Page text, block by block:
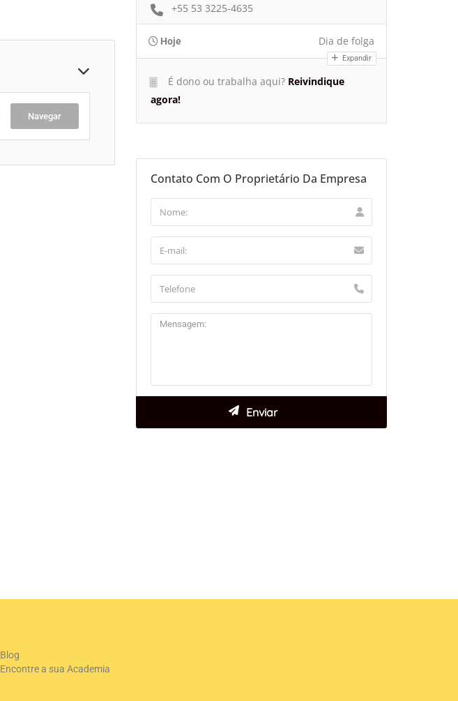
Navegar
+55 53 3225-4635
Hoje Dia de folga
Expandir
É dono ou trabalha aqui? Reivindique
agora!
Contato Com O Proprietário Da Empresa
Blog
Encontre a sua Academia